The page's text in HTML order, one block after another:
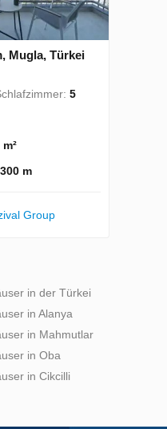
Mugla, Türkei
5
300 m
Group
in der Türkei
in Alanya
in Mahmutlar
in Oba
in Cikcilli